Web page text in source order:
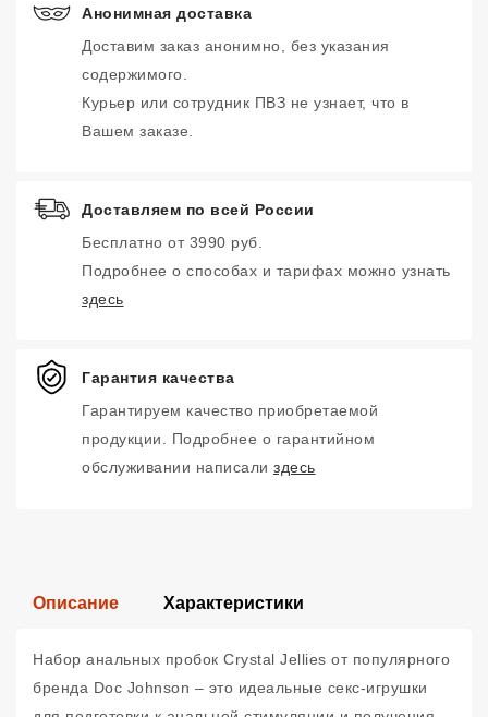
Анонимная доставка
Доставим заказ анонимно, без указания
содержимого.
Курьер или сотрудник ПВЗ не узнает, что в
Вашем заказе.
Доставляем по всей России
Бесплатно от 3990 руб.
Подробнее о способах и тарифах можно узнать
здесь
Гарантия качества
Гарантируем качество приобретаемой
продукции. Подробнее о гарантийном
обслуживании написали здесь
Описание Характеристики
Набор анальных пробок Crystal Jellies от популярного
бренда Doc Johnson – это идеальные секс-игрушки